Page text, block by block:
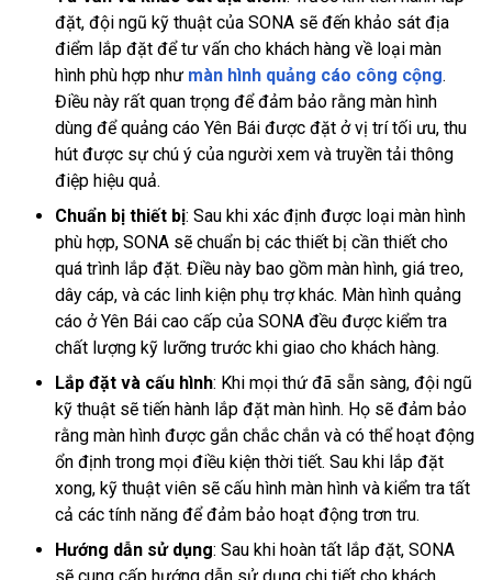
đặt, đội ngũ kỹ thuật của SONA sẽ đến khảo sát địa
điểm lắp đặt để tư vấn cho khách hàng về loại màn
hình phù hợp như màn hình quảng cáo công cộng.
Điều này rất quan trọng để đảm bảo rằng màn hình
dùng để quảng cáo Yên Bái được đặt ở vị trí tối ưu, thu
hút được sự chú ý của người xem và truyền tải thông
điệp hiệu quả.
Chuẩn bị thiết bị: Sau khi xác định được loại màn hình
phù hợp, SONA sẽ chuẩn bị các thiết bị cần thiết cho
quá trình lắp đặt. Điều này bao gồm màn hình, giá treo,
dây cáp, và các linh kiện phụ trợ khác. Màn hình quảng
cáo ở Yên Bái cao cấp của SONA đều được kiểm tra
chất lượng kỹ lưỡng trước khi giao cho khách hàng.
Lắp đặt và cấu hình: Khi mọi thứ đã sẵn sàng, đội ngũ
kỹ thuật sẽ tiến hành lắp đặt màn hình. Họ sẽ đảm bảo
rằng màn hình được gắn chắc chắn và có thể hoạt động
ổn định trong mọi điều kiện thời tiết. Sau khi lắp đặt
xong, kỹ thuật viên sẽ cấu hình màn hình và kiểm tra tất
cả các tính năng để đảm bảo hoạt động trơn tru.
Hướng dẫn sử dụng: Sau khi hoàn tất lắp đặt, SONA